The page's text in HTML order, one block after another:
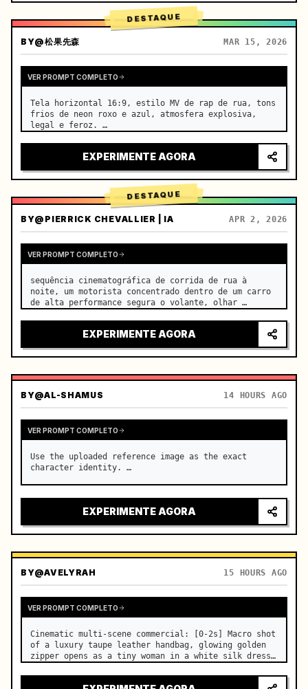
DESTAQUE
BY@松果先森 MAR 15, 2026
VER PROMPT COMPLETO
Tela horizontal 16:9, estilo MV de rap de rua, tons
frios de neon roxo e azul, atmosfera explosiva,
legal e feroz. …
EXPERIMENTE AGORA
DESTAQUE
BY@PIERRICK CHEVALLIER | IA APR 2, 2026
VER PROMPT COMPLETO
sequência cinematográfica de corrida de rua à
noite, um motorista concentrado dentro de um carro
de alta performance segura o volante, olhar
câmera: sistema rápido…
EXPERIMENTE AGORA
BY@AL-SHAMUS 14 HOURS AGO
VER PROMPT COMPLETO
Use the uploaded reference image as the exact
character identity. …
EXPERIMENTE AGORA
BY@AVELYRAH 15 HOURS AGO
VER PROMPT COMPLETO
Cinematic multi-scene commercial: [0-2s] Macro shot
of a luxury taupe leather handbag, glowing golden
zipper opens as a tiny woman in a white silk dress
sparkles. …